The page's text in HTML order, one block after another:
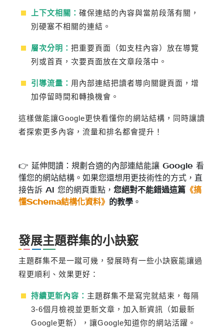
上下文相關：確保連結的內容與當前段落有關，
別硬塞不相關的連結。
層次分明：把重要頁面（如支柱內容）放在導覽
列或首頁，次要頁面放在文章段落中。
引導流量： 用內部連結把讀者導向關鍵頁面，增
加停留時間和轉換機會。
這樣做能讓Google更快看懂你的網站結構，同時讓讀
者探索更多內容，流量和排名都會提升！
👉 延伸閱讀：規劃合適的內部連結能讓 Google 看
懂您的網站結構。如果您還想用更技術性的方式，直
接告訴 AI 您的網頁重點，您絕對不能錯過這篇 《搞
懂Schema結構化資料》 的教學 。
發展主題群集的小訣竅
主題群集不是一蹴可幾，發展時有一些小訣竅能讓過
程更順利、效果更好：
持續更新內容： 主題群集不是寫完就結束，每隔
3-6個月檢視並更新文章，加入新資訊（如最新
Google更新），讓Google知道你的網站活躍。